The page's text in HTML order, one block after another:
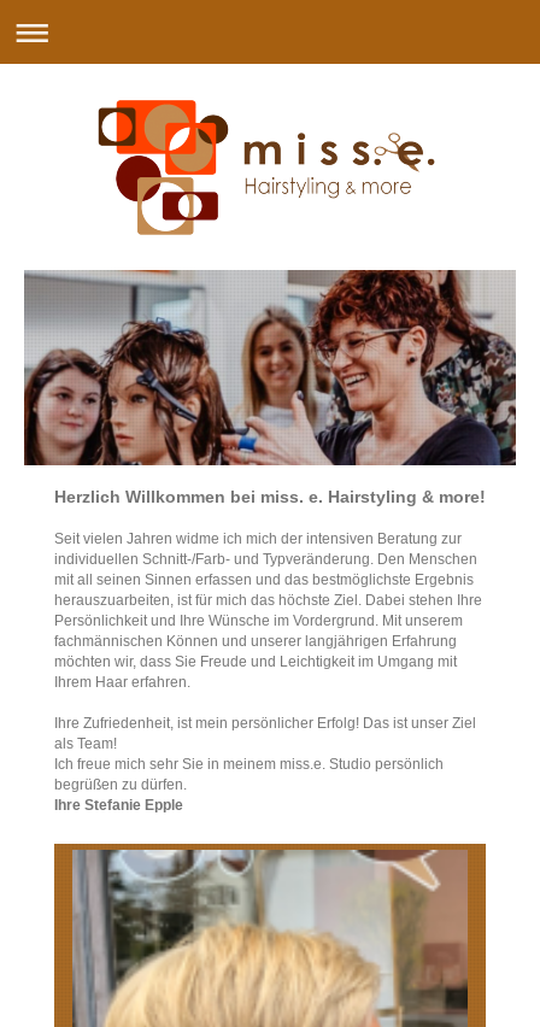
Herzlich Willkommen bei miss. e. Hairstyling & more!
Seit vielen Jahren widme ich mich der intensiven Beratung zur
individuellen Schnitt-/Farb- und Typveränderung. Den Menschen
mit all seinen Sinnen erfassen und das bestmöglichste Ergebnis
herauszuarbeiten, ist für mich das höchste Ziel. Dabei stehen Ihre
Persönlichkeit und Ihre Wünsche im Vordergrund. Mit unserem
fachmännischen Können und unserer langjährigen Erfahrung
möchten wir, dass Sie Freude und Leichtigkeit im Umgang mit
Ihrem Haar erfahren.
Ihre Zufriedenheit, ist mein persönlicher Erfolg! Das ist unser Ziel
als Team!
Ich freue mich sehr Sie in meinem miss.e. Studio persönlich
begrüßen zu dürfen.
Ihre Stefanie Epple